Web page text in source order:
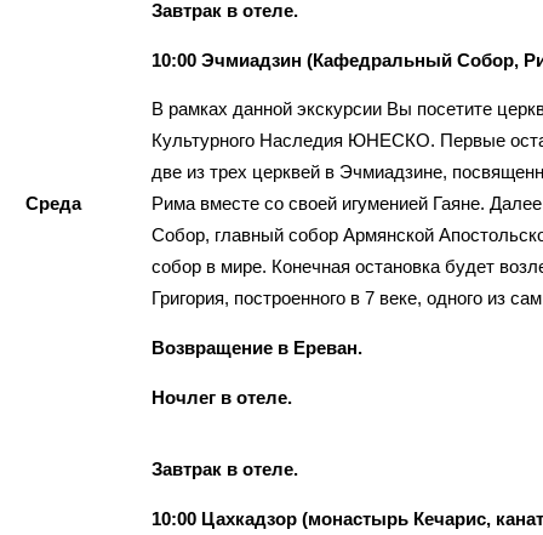
Среда
Завтрак в отеле.
10:00 Эчмиадзин (Кафедральный Собор,
В рамках данной экскурсии Вы посетите
Культурного Наследия ЮНЕСКО. Первые
две из трех церквей в Эчмиадзине,
Рима вместе со своей игуменией Гаяне.
Собор, главный собор Армянской
собор в мире. Конечная остановка будет
Григория, построенного в 7 веке, одного из
Возвращение в Ереван.
Ночлег в отеле.
Завтрак в отеле.
10:00 Цахкадзор (монастырь Кечарис,